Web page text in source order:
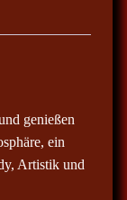
genießen
ein
Artistik und